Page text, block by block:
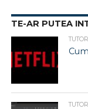
TE-AR PUTEA